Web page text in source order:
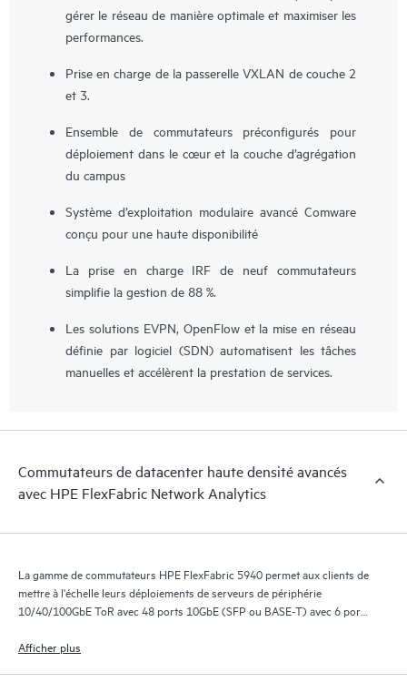
gérer le réseau de manière optimale et maximiser les
performances.
Prise en charge de la passerelle VXLAN de couche 2
et 3.
Ensemble de commutateurs préconfigurés pour
déploiement dans le cœur et la couche d’agrégation
du campus
Système d’exploitation modulaire avancé Comware
conçu pour une haute disponibilité
La prise en charge IRF de neuf commutateurs
simplifie la gestion de 88 %.
Les solutions EVPN, OpenFlow et la mise en réseau
définie par logiciel (SDN) automatisent les tâches
manuelles et accélèrent la prestation de services.
Commutateurs de datacenter haute densité avancés
avec HPE FlexFabric Network Analytics
La gamme de commutateurs HPE FlexFabric 5940 permet aux clients de
mettre à l'échelle leurs déploiements de serveurs de périphérie
10/40/100GbE ToR avec 48 ports 10GbE (SFP ou BASE-T) avec 6 ports
ports 40GbE, fournis dans une conception 1RU.
Afficher plus